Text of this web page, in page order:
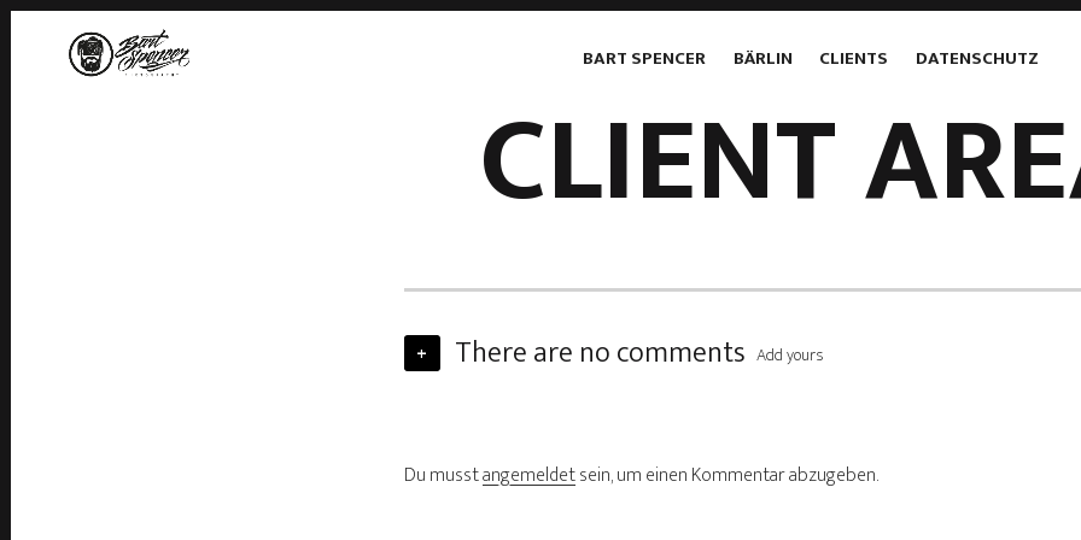
BART SPENCER BÄRLIN CLIENTS
DATENSCHUTZ
CLIENT
+ There are no comments Add yours
Du musstangemeldetsein, um einen Kommentar abzugeben.